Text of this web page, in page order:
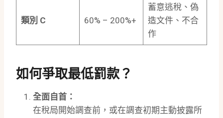
類別 C 60% – 200%+
蓄意逃稅、偽
造文件、不合
作
如何爭取最低罰款？
全面自首：
在稅局開始調查前，或在調查初期主動披露所